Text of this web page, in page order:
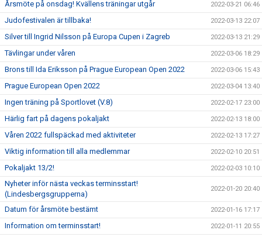
Årsmöte på onsdag! Kvällens träningar utgår 2022-03-21 06:46
Judofestivalen är tillbaka! 2022-03-13 22:07
Silver till Ingrid Nilsson på Europa Cupen i Zagreb 2022-03-13 21:29
Tävlingar under våren 2022-03-06 18:29
Brons till Ida Eriksson på Prague European Open 2022 2022-03-06 15:43
Prague European Open 2022 2022-03-04 13:40
Ingen träning på Sportlovet (V.8) 2022-02-17 23:00
Härlig fart på dagens pokaljakt 2022-02-13 18:00
Våren 2022 fullspäckad med aktiviteter 2022-02-13 17:27
Viktig information till alla medlemmar 2022-02-10 20:51
Pokaljakt 13/2! 2022-02-03 10:10
Nyheter inför nästa veckas terminsstart!
(Lindesbergsgrupperna)
2022-01-20 20:40
Datum för årsmöte bestämt 2022-01-16 17:17
Information om terminsstart! 2022-01-11 20:55